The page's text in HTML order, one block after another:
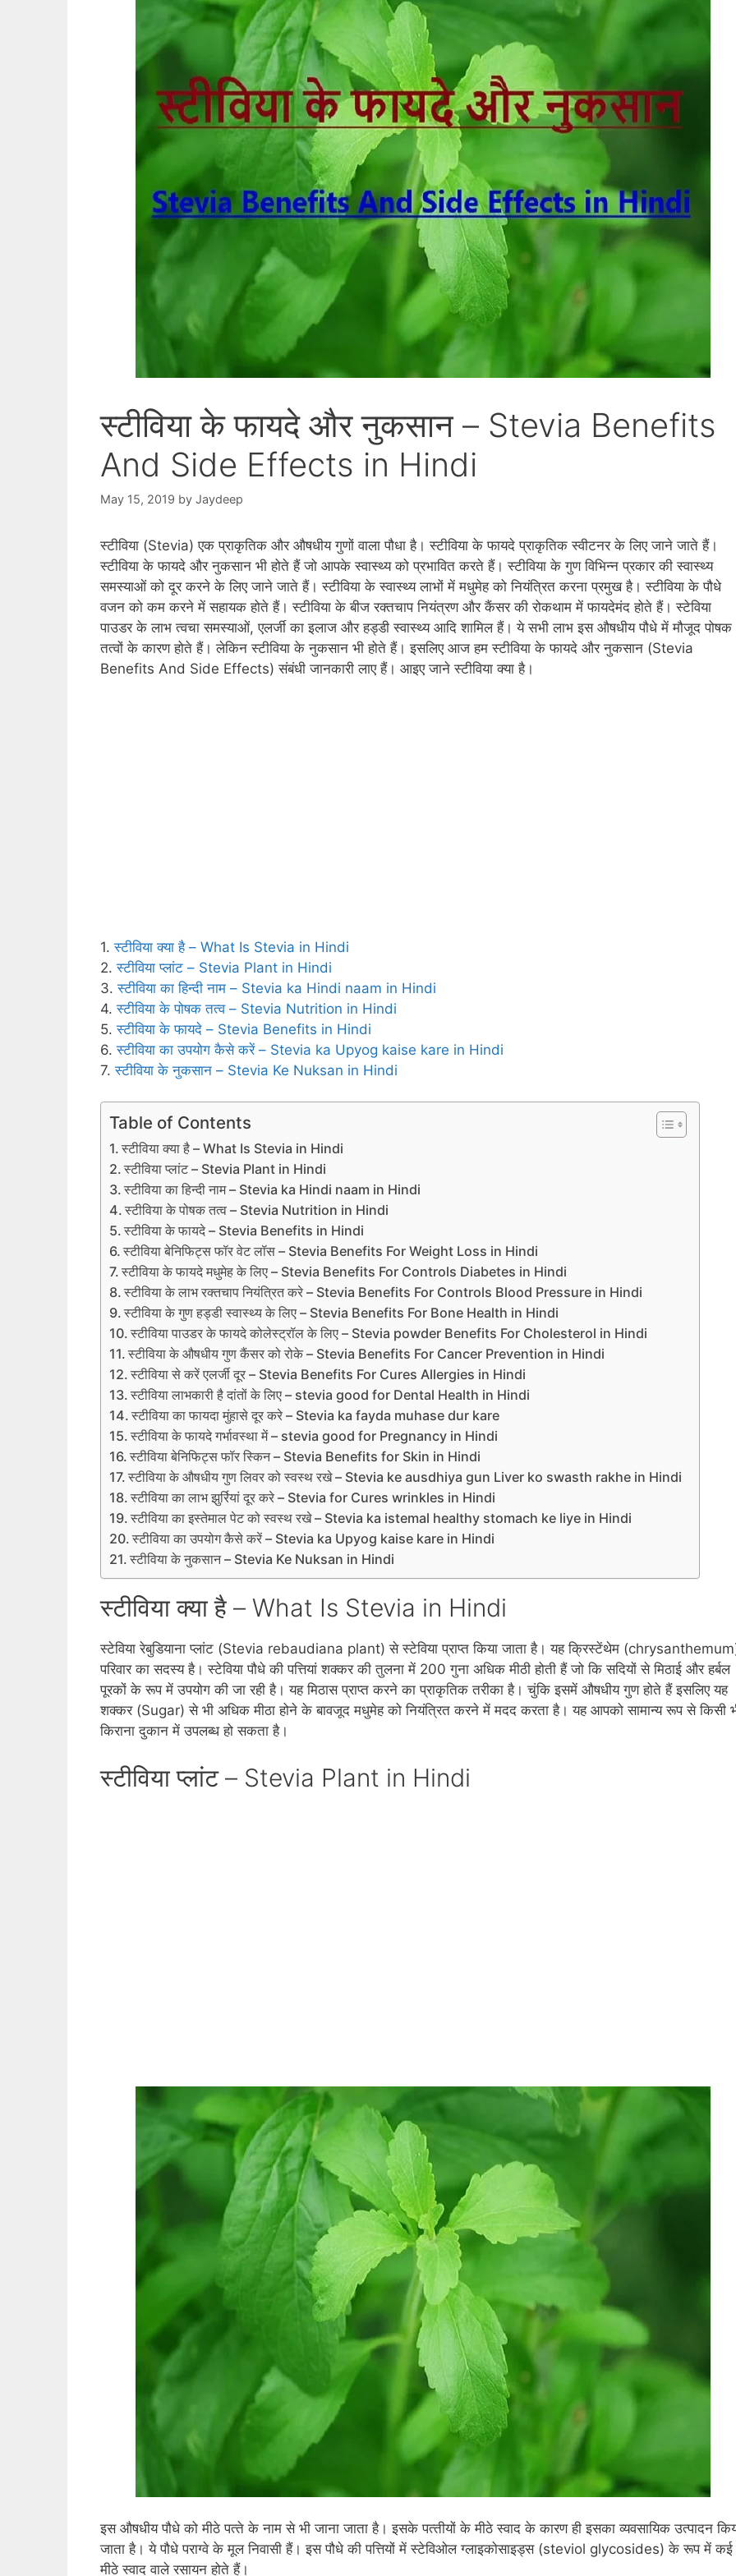
स्टीविया के फायदे और नुकसान – Stevia Benefits
And Side Effects in Hindi
May 15, 2019 by Jaydeep
स्‍टीविया (Stevia) एक प्राकृतिक और औषधीय गुणों वाला पौधा है। स्‍टीविया के फायदे प्राकृतिक स्‍वीटनर के लिए जाने जाते हैं।
स्‍टीविया के फायदे और नुकसान भी होते हैं जो आपके स्‍वास्‍थ्‍य को प्रभावित करते हैं। स्‍टीविया के गुण विभिन्‍न प्रकार की स्‍वास्‍थ्‍य
समस्याओं को दूर करने के लिए जाने जाते हैं। स्‍टीविया के स्‍वास्‍थ्‍य लाभों में मधुमेह को नियंत्रित करना प्रमुख है। स्‍टीविया के पौधे
वजन को कम करने में सहायक होते हैं। स्‍टीविया के बीज रक्‍तचाप नियंत्रण और कैंसर की रोकथाम में फायदेमंद होते हैं। स्‍टेविया
पाउडर के लाभ त्‍वचा समस्‍याओं, एलर्जी का इलाज और हड्डी स्‍वास्‍थ्‍य आदि शामिल हैं। ये सभी लाभ इस औषधीय पौधे में मौजूद पोषक
तत्‍वों के कारण होते हैं। लेकिन स्‍टीविया के नुकसान भी होते हैं। इसलिए आज हम स्‍टीविया के फायदे और नुकसान (Stevia
Benefits And Side Effects) संबंधी जानकारी लाए हैं। आइए जाने स्‍टीविया क्या है।
1.स्टीविया क्या है – What Is Stevia in Hindi
2.स्टीविया प्‍लांट – Stevia Plant in Hindi
3.स्‍टीविया का हिन्‍दी नाम – Stevia ka Hindi naam in Hindi
4.स्टीविया के पोषक तत्‍व – Stevia Nutrition in Hindi
5.स्‍टीविया के फायदे – Stevia Benefits in Hindi
6.स्‍टीविया का उपयोग कैसे करें – Stevia ka Upyog kaise kare in Hindi
7.स्‍टीविया के नुकसान – Stevia Ke Nuksan in Hindi
Table of Contents
स्टीविया क्या है – What Is Stevia in Hindi
स्टीविया प्‍लांट – Stevia Plant in Hindi
स्‍टीविया का हिन्‍दी नाम – Stevia ka Hindi naam in Hindi
स्टीविया के पोषक तत्‍व – Stevia Nutrition in Hindi
स्‍टीविया के फायदे – Stevia Benefits in Hindi
स्टीविया बेनिफिट्स फॉर वेट लॉस – Stevia Benefits For Weight Loss in Hindi
स्टीविया के फायदे मधुमेह के लिए – Stevia Benefits For Controls Diabetes in Hindi
स्टीविया के लाभ रक्‍तचाप नियंत्रित करे – Stevia Benefits For Controls Blood Pressure in Hindi
स्टीविया के गुण हड्डी स्‍वास्‍थ्‍य के लिए – Stevia Benefits For Bone Health in Hindi
स्टीविया पाउडर के फायदे कोलेस्‍ट्रॉल के लिए – Stevia powder Benefits For Cholesterol in Hindi
स्टीविया के औषधीय गुण कैंसर को रोके – Stevia Benefits For Cancer Prevention in Hindi
स्टीविया से करें एलर्जी दूर – Stevia Benefits For Cures Allergies in Hindi
स्टीविया लाभकारी है दांतों के लिए – stevia good for Dental Health in Hindi
स्‍टीविया का फायदा मुंहासे दूर करे – Stevia ka fayda muhase dur kare
स्टीविया के फायदे गर्भावस्‍था में – stevia good for Pregnancy in Hindi
स्‍टीविया बेनिफिट्स फॉर स्किन – Stevia Benefits for Skin in Hindi
स्‍टीविया के औषधीय गुण लिवर को स्‍वस्‍थ रखे – Stevia ke ausdhiya gun Liver ko swasth rakhe in Hindi
स्‍टीविया का लाभ झुर्रियां दूर करे – Stevia for Cures wrinkles in Hindi
स्‍टीविया का इस्‍तेमाल पेट को स्‍वस्‍थ रखे – Stevia ka istemal healthy stomach ke liye in Hindi
स्‍टीविया का उपयोग कैसे करें – Stevia ka Upyog kaise kare in Hindi
स्‍टीविया के नुकसान – Stevia Ke Nuksan in Hindi
स्टीविया क्या है – What Is Stevia in Hindi
स्‍टेविया रेबुडियाना प्‍लांट (Stevia rebaudiana plant) से स्‍टेविया प्राप्‍त किया जाता है। यह क्रिस्‍टेंथेम
परिवार का सदस्‍य है। स्‍टेविया पौधे की पत्तियां शक्‍कर की तुलना में 200 गुना अधिक मीठी होती हैं जो कि सदियों से मिठाई और हर्बल
पूरकों के रूप में उपयोग की जा रही है। यह मिठास प्राप्‍त करने का प्राकृतिक तरीका है। चुंकि इसमें औषधीय गुण होते हैं इसलिए यह
शक्कर (Sugar) से भी अधिक मीठा होने के बावजूद मधुमेह को नियंत्रित करने में मदद करता है। यह आपको सामान्‍य रूप से किसी
किराना दुकान में उपलब्‍ध हो सकता है।
स्टीविया प्‍लांट – Stevia Plant in Hindi
इस औषधीय पौधे को मीठे पत्‍ते के नाम से भी जाना जाता है। इसके पत्‍तीयों के मीठे स्‍वाद के कारण ही इसका व्‍यवसायिक उत्‍पादन
जाता है। ये पौधे पराग्‍वे के मूल निवासी हैं। इस पौधे की पत्तियों में स्‍टेविओल ग्‍लाइकोसाइड्स (steviol glycosides) के रूप में कई
मीठे स्‍वाद वाले रसायन होते हैं।